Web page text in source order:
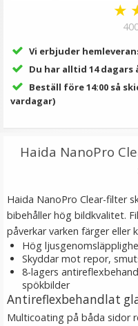
JJC Motljusskydd
★
★
Vi erbjuder
Du har alltid 14
Beställ före 14:00 så
vardagar)
Haida NanoPro
Haida NanoPro Clear-filter
bibehåller hög bildkvalitet.
påverkar varken färger eller
Hög
Skyddar mot repor,
8-lagers
spökbilder
Antireflexbehandlat
Multicoating på båda sidor